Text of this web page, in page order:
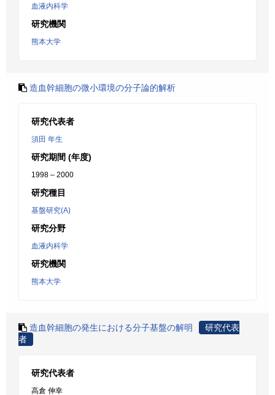
血液内科学
研究機関
熊本大学
造血幹細胞の微小環境の分子論的解析
研究代表者
須田 年生
研究期間 (年度)
1998 – 2000
研究種目
基盤研究(A)
研究分野
血液内科学
研究機関
熊本大学
造血幹細胞の発生における分子基盤の解明
研究代表
者
研究代表者
高倉 伸幸